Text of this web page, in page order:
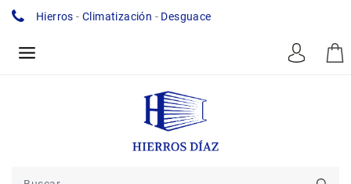
Hierros -Climatización - Desguace